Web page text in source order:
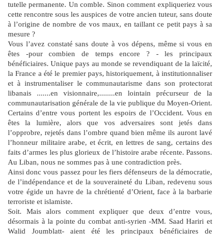
tutelle permanente. Un comble. Sinon comment expliqueriez vous
cette rencontre sous les auspices de votre ancien tuteur, sans doute
à l’origine de nombre de vos maux, en taillant ce petit pays à sa
mesure ?
Vous l’avez constaté sans doute à vos dépens, même si vous en
êtes -pour combien de temps encore ? - les principaux
bénéficiaires. Unique pays au monde se revendiquant de la laïcité,
la France a été le premier pays, historiquement, à institutionnaliser
et à instrumentaliser le communautarisme dans son protectorat
libanais .......en visionnaire,........en lointain précurseur de la
communautarisation générale de la vie publique du Moyen-Orient.
Certains d’entre vous portent les espoirs de l’Occident. Vous en
êtes la lumière, alors que vos adversaires sont jetés dans
l’opprobre, rejetés dans l’ombre quand bien même ils auront lavé
l’honneur militaire arabe, et écrit, en lettres de sang, certains des
faits d’armes les plus glorieux de l’histoire arabe récente. Passons.
Au Liban, nous ne sommes pas à une contradiction près.
Ainsi donc vous passez pour les fiers défenseurs de la démocratie,
de l’indépendance et de la souveraineté du Liban, redevenu sous
votre égide un havre de la chrétienté d’Orient, face à la barbarie
terroriste et islamiste.
Soit. Mais alors comment expliquer que deux d’entre vous,
désormais à la pointe du combat anti-syrien -MM. Saad Hariri et
Walid Joumblatt- aient été les principaux bénéficiaires de